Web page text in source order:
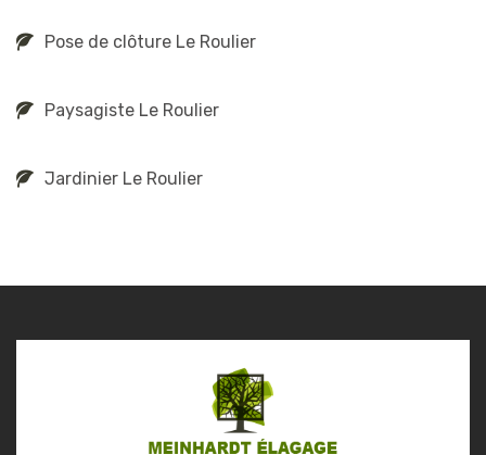
Pose de clôture Le Roulier
Paysagiste Le Roulier
Jardinier Le Roulier